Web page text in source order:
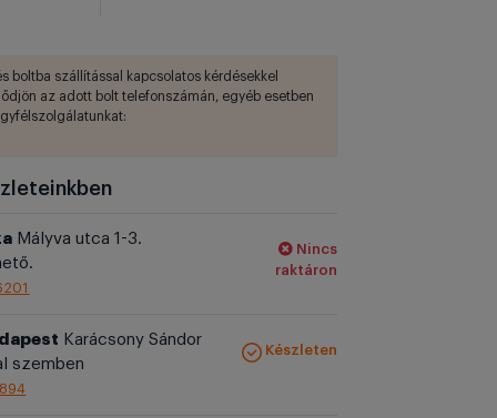
boltba szállítással kapcsolatos kérdésekkel
az adott bolt telefonszámán, egyéb esetben
Mályva utca 1-3.
Nincs
raktáron
Karácsony Sándor
szemben
Készleten